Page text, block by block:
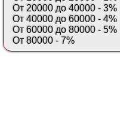
От 20000 до 40000 - 3%
От 40000 до 60000 - 4%
От 60000 до 80000 - 5%
От 80000 - 7%